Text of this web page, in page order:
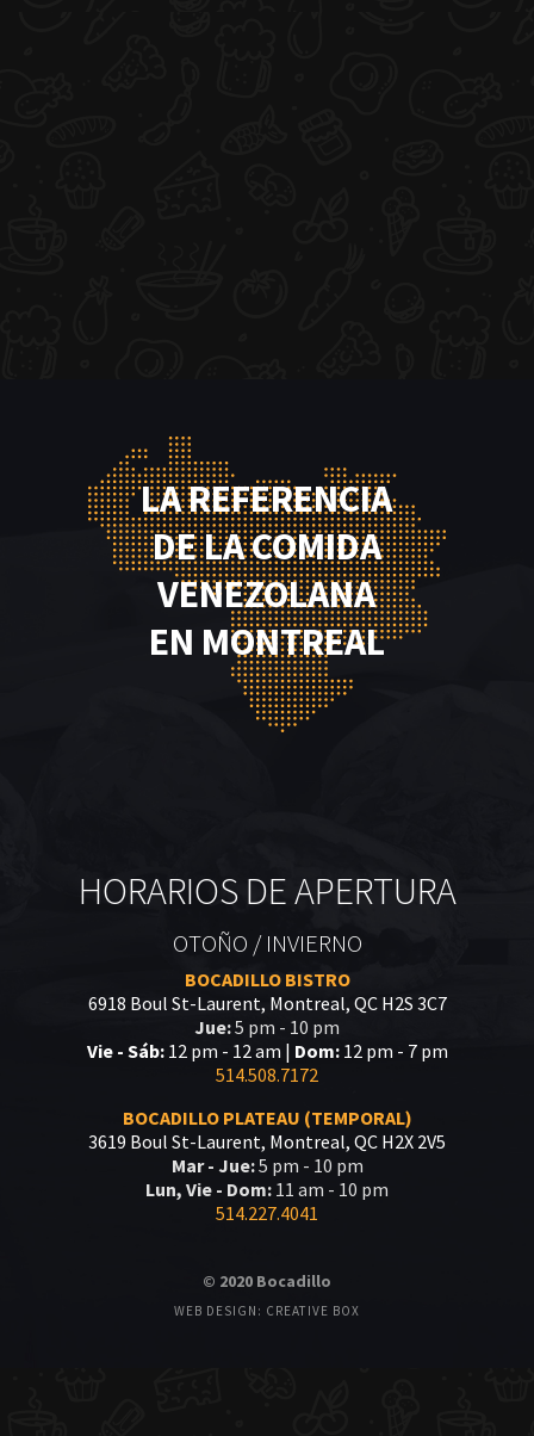
LA REFERENCIA
DE LA COMIDA
VENEZOLANA
EN MONTREAL
HORARIOS DE APERTURA
OTOÑO / INVIERNO
BOCADILLO BISTRO
6918 Boul St-Laurent, Montreal, QC H2S 3C7
Jue:5 pm - 10 pm
Vie - Sáb:12 pm - 12 am | Dom:12 pm - 7 pm
514.508.7172
BOCADILLO PLATEAU (TEMPORAL)
3619 Boul St-Laurent, Montreal, QC H2X 2V5
Mar - Jue:5 pm - 10 pm
Lun, Vie - Dom: 11 am - 10 pm
514.227.4041
© 2020 Bocadillo
WEB DESIGN: CREATIVE BOX